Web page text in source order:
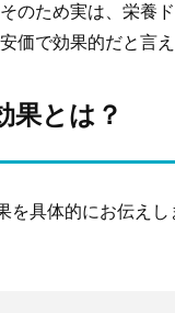
のため実は、栄養
価で効果的だと言え
果とは？
を具体的にお伝え